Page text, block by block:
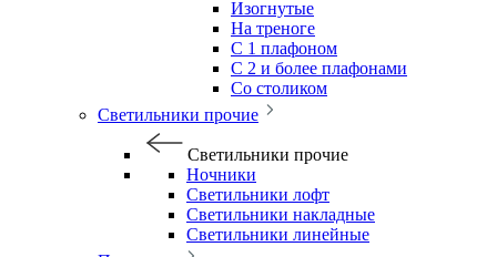
Изогнутые
На треноге
С 1 плафоном
С 2 и более плафонами
Со столиком
Светильники прочие
Светильники прочие
Ночники
Светильники лофт
Светильники накладные
Светильники линейные